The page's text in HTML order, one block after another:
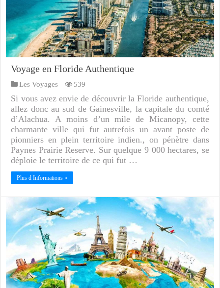
Voyage en Floride Authentique
Les Voyages 539
Si vous avez envie de découvrir la Floride authentique,
allez donc au sud de Gainesville, la capitale du comté
d’Alachua. A moins d’un mile de Micanopy, cette
charmante ville qui fut autrefois un avant poste de
pionniers en plein territoire indien., on pénètre dans
Paynes Prairie Reserve. Sur quelque 9 000 hectares, se
déploie le territoire de ce qui fut …
Plus d Informations »